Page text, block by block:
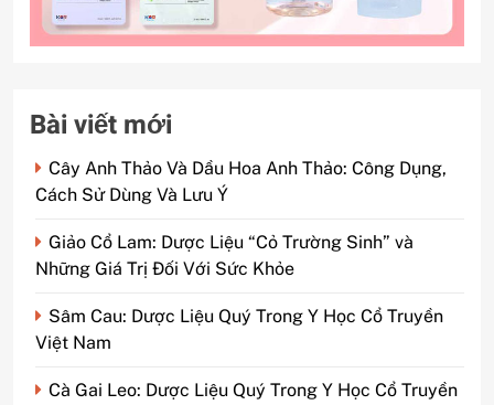
Bài viết mới
Cây Anh Thảo Và Dầu Hoa Anh Thảo: Công Dụng,
Cách Sử Dùng Và Lưu Ý
Giảo Cổ Lam: Dược Liệu “Cỏ Trường Sinh” và
Những Giá Trị Đối Với Sức Khỏe
Sâm Cau: Dược Liệu Quý Trong Y Học Cổ Truyền
Việt Nam
Cà Gai Leo: Dược Liệu Quý Trong Y Học Cổ Truyền